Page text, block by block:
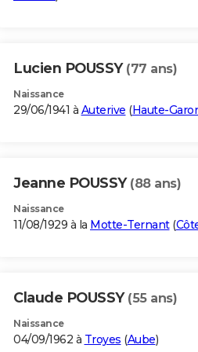
Lucien POUSSY (77 ans)
Naissance
29/06/1941 à Auterive (Haute-
Jeanne POUSSY (88 ans)
Naissance
11/08/1929 à la Motte-Ternant(
Claude POUSSY (55 ans)
Naissance
04/09/1962 à Troyes (Aube)